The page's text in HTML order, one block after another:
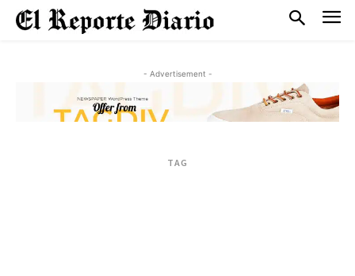
- Advertisement -
TAG